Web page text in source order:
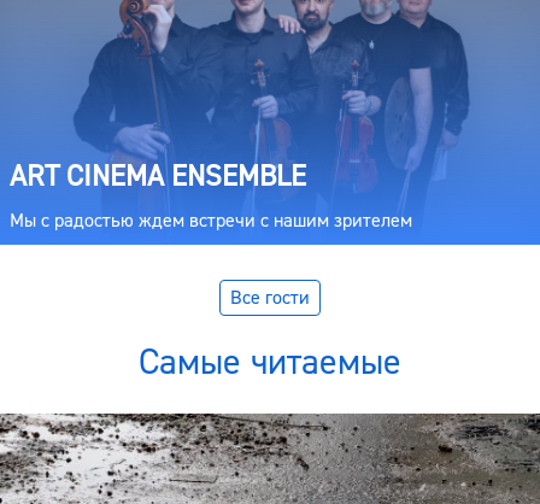
ART CINEMA ENSEMBLE
Мы с радостью ждем встречи с нашим зрителем
Все гости
Самые читаемые